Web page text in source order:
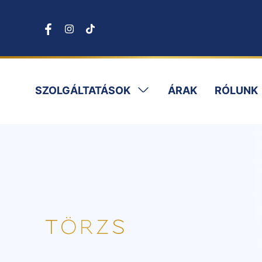
SZOLGÁLTATÁSOK ÁRAK RÓLUNK
TÖRZS